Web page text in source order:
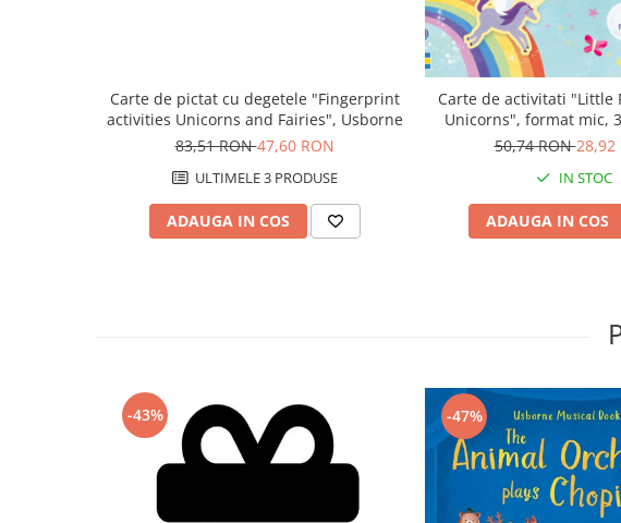
Carte de pictat cu degetele "Fingerprint
activities Unicorns and Fairies", Usborne
83,51 RON47,60 RON
ULTIMELE 3 PRODUSE
ADAUGA IN COS
Carte de activitati "Little
Unicorns", format mic,
Usborne
50,74 RON28,92
IN STOC
ADAUGA IN COS
-43% -47%